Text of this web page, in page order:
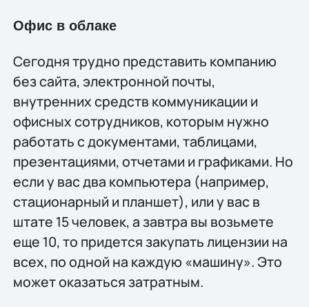
Офис в облаке
Сегодня трудно представить компанию
без сайта, электронной почты,
внутренних средств коммуникации и
офисных сотрудников, которым нужно
работать с документами, таблицами,
презентациями, отчетами и графиками. Но
если у вас два компьютера (например,
стационарный и планшет), или у вас в
штате 15 человек, а завтра вы возьмете
еще 10, то придется закупать лицензии на
всех, по одной на каждую «машину». Это
может оказаться затратным.